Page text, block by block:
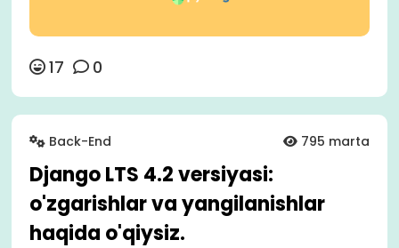
17 0
Back-End 795 marta
Django LTS 4.2 versiyasi:
o'zgarishlar va yangilanishlar
haqida o'qiysiz.